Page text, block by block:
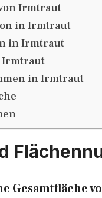
Irmtraut
in Irmtraut
in Irmtraut
Irmtraut
in Irmtraut
Gesamtfläche